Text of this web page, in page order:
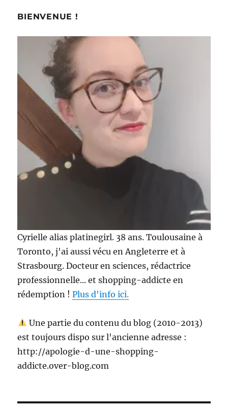
BIENVENUE !
Cyrielle alias platinegirl. 38 ans. Toulousaine à
Toronto, j'ai aussi vécu en Angleterre et à
Strasbourg. Docteur en sciences, rédactrice
professionnelle... et shopping-addicte en
rédemption !Plus d'info ici.
Une partie du contenu du blog (2010-2013)
est toujours dispo sur l'ancienne adresse :
http://apologie-d-une-shopping-
addicte.over-blog.com